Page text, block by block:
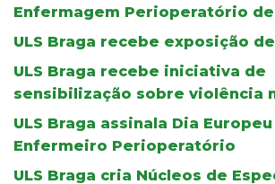
Enfermagem Perioperatório de
ULS Braga recebe exposição
ULS Braga recebe iniciativa de
sensibilização sobre violência
ULS Braga assinala Dia
Enfermeiro Perioperatório
ULS Braga cria Núcleos de